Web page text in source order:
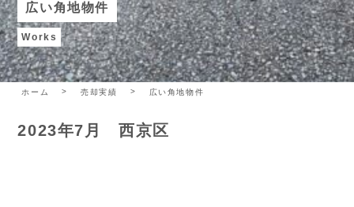
広い角地物件
Works
ホーム 売却実績 広い角地物件
2023年7月 西京区